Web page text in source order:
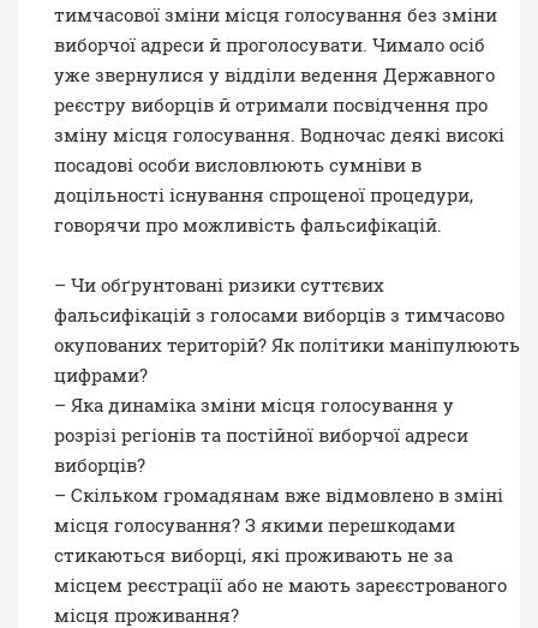
тимчасової зміни місця голосування без зміни
виборчої адреси й проголосувати. Чимало осіб
уже звернулися у відділи ведення Державного
реєстру виборців й отримали посвідчення про
зміну місця голосування. Водночас деякі високі
посадові особи висловлюють сумніви в
доцільності існування спрощеної процедури,
говорячи про можливість фальсифікацій.
– Чи обґрунтовані ризики суттєвих
фальсифікацій з голосами виборців з тимчасово
окупованих територій? Як політики маніпулюють
цифрами?
– Яка динаміка зміни місця голосування у
розрізі регіонів та постійної виборчої адреси
виборців?
– Скільком громадянам вже відмовлено в зміні
місця голосування? З якими перешкодами
стикаються виборці, які проживають не за
місцем реєстрації або не мають зареєстрованого
місця проживання?